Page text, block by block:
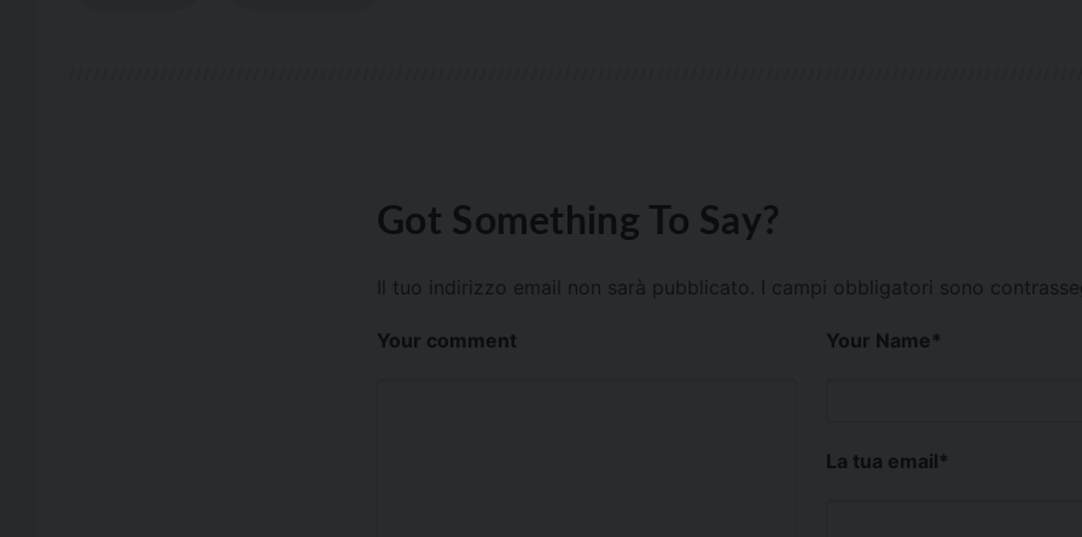
Got Something To Say?
Il tuo indirizzo email non sarà pubblicato. I campi obbligatori sono
Your comment Your Name*
La tua email*